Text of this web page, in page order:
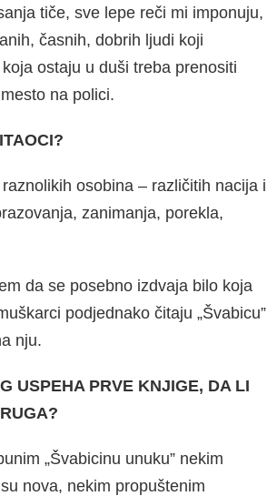
tiče, sve lepe reči mi im­ponuju,
časnih, dobrih ljudi koji
ostaju u duši tre­ba prenositi
na polici.
osobina – različitih nacija i
zanimanja, porekla,
da se posebno izdvaja bilo koja
podjednako čitaju „Švabicu”
nju.
USPEHA PRVE KNJIGE, DA LI
„Švabicinu unuku” ne­kim
nova, nekim propušte­nim